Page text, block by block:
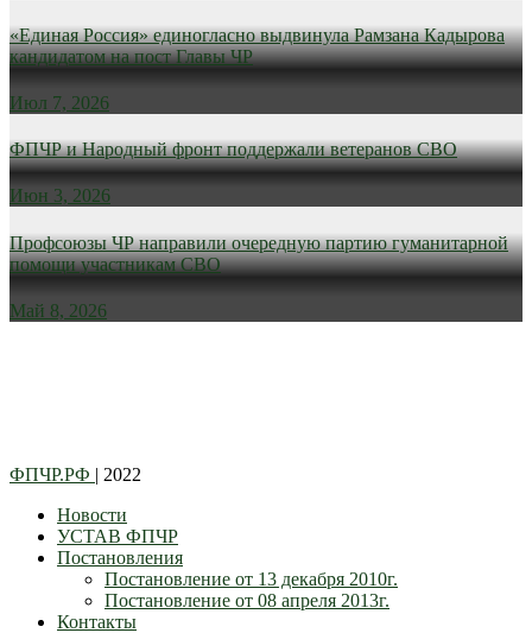
«Единая Россия» единогласно выдвинула Рамзана Кадырова
кандидатом на пост Главы ЧР
Июл 7, 2026
ФПЧР и Народный фронт поддержали ветеранов СВО
Июн 3, 2026
Профсоюзы ЧР направили очередную партию гуманитарной
помощи участникам СВО
Май 8, 2026
ФПЧР.РФ | 2022
Новости
УСТАВ ФПЧР
Постановления
Постановление от 13 декабря 2010г.
Постановление от 08 апреля 2013г.
Контакты